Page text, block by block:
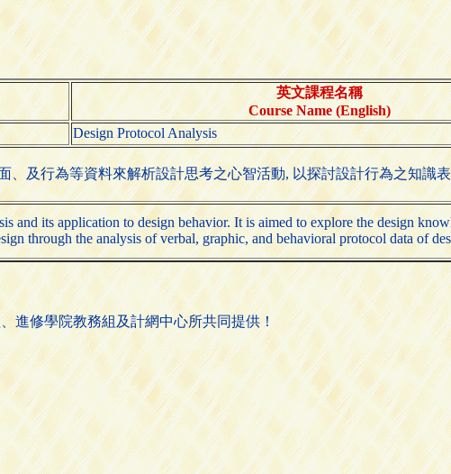
英文課程名稱
Course Name (English)
Design Protocol Analysis
、及行為等資料來解析設計思考之心智活動, 以探討設計行為之知識
and its application to design behavior. It is aimed to explore the design
through the analysis of verbal, graphic, and behavioral protocol data of
進修學院教務組及計網中心所共同提供！